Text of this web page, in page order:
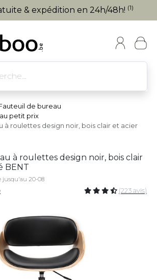
& expédition en 24h/48h! (1)
de bureau
petit prix
à roulettes design noir, bois clair et acier
à roulettes design noir, bois clair
BENT
jusqu'au 20-08
(223 avis)